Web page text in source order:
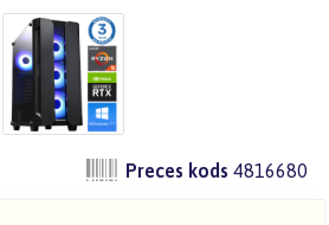
Preces kods 4816680